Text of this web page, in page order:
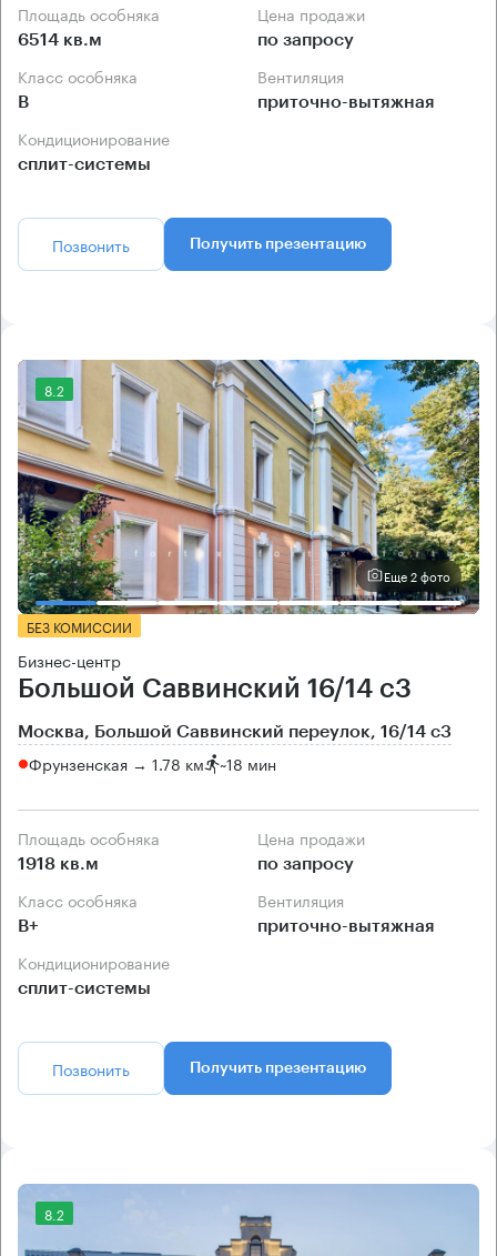
Площадь особняка
6514 кв.м
Цена продажи
по запросу
Класс особняка
B
Вентиляция
приточно-вытяжная
Кондиционирование
сплит-системы
Позвонить Получить презентацию
8.2
Еще 2 фото
БЕЗ КОМИССИИ
Бизнес-центр
Большой Саввинский 16/14 с3
Москва, Большой Саввинский переулок, 16/14 с3
Фрунзенская → 1.78 км ~18 мин
Площадь особняка
1918 кв.м
Цена продажи
по запросу
Класс особняка
B+
Вентиляция
приточно-вытяжная
Кондиционирование
сплит-системы
Позвонить Получить презентацию
8.2